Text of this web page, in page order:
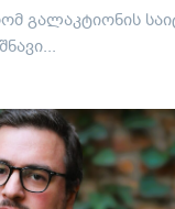
გალაკტიონის